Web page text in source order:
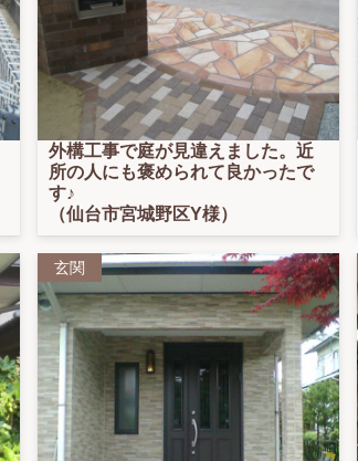
外構工事で庭が見違えました。近
所の人にも褒められて良かったで
す♪
（仙台市宮城野区Y様）
玄関